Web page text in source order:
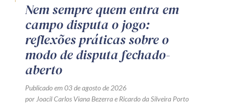
Nem sempre quem entra em
campo disputa o jogo:
reflexões práticas sobre o
modo de disputa fechado-
aberto
Publicado em 03 de agosto de 2026
por Joacil Carlos Viana Bezerrae Ricardo da Silveira Porto